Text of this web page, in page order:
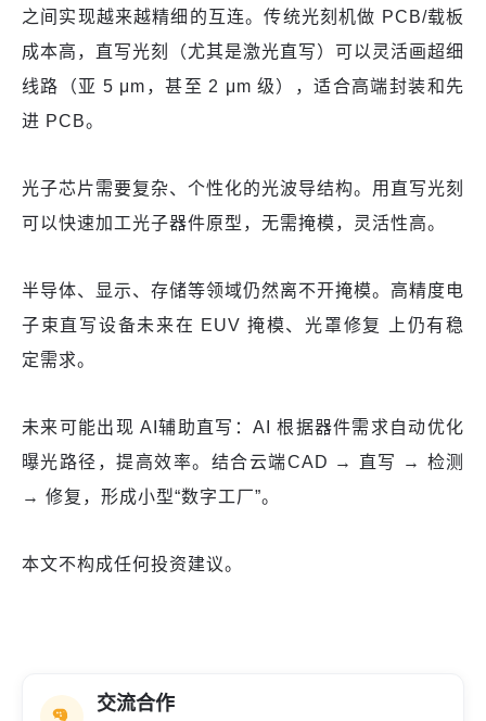
之间实现越来越精细的互连。传统光刻机做 PCB/载板
成本高，直写光刻（尤其是激光直写）可以灵活画超细
线路（亚 5 μm，甚至 2 μm 级），适合高端封装和先
进 PCB。
光子芯片需要复杂、个性化的光波导结构。用直写光刻
可以快速加工光子器件原型，无需掩模，灵活性高。
半导体、显示、存储等领域仍然离不开掩模。高精度电
子束直写设备未来在 EUV 掩模、光罩修复 上仍有稳
定需求。
未来可能出现 AI辅助直写：AI 根据器件需求自动优化
曝光路径，提高效率。结合云端CAD → 直写 → 检测
→ 修复，形成小型“数字工厂”。
本文不构成任何投资建议。
交流合作